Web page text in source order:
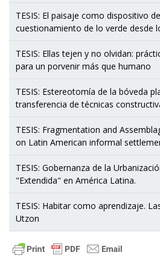
TESIS: El paisaje como dispositivo
cuestionamiento de lo verde desde
TESIS: Ellas tejen y no olvidan:
para un porvenir más que humano
TESIS: Estereotomía de la bóveda
transferencia de técnicas
TESIS: Fragmentation and
on Latin American informal
TESIS: Gobernanza de la
"Extendida" en América Latina.
TESIS: Habitar como aprendizaje.
Utzon